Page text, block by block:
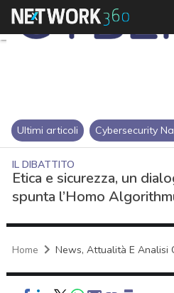
Ultimi articoli Cybersecurity
IL DIBATTITO
Etica e sicurezza, un
spunta l’Homo
Home News, Attualità E Analisi